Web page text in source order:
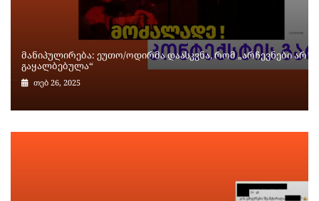
მანიპულირება: ეუთო/ოდირმა დაასკვნა, რომ „არჩევნები არ
გაყალბებულა“
თებ 26, 2025